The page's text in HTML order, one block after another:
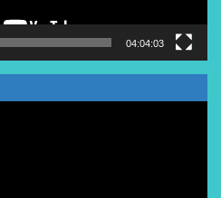
04:04:03